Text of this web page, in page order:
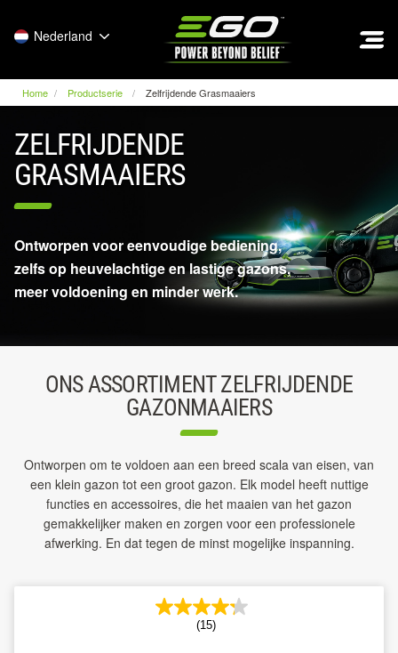
Nederland
Home Productserie Zelfrijdende Grasmaaiers
ZELFRIJDENDE
GRASMAAIERS
Ontworpen voor eenvoudige bediening,
zelfs op heuvelachtige en lastige gazons,
meer voldoening en minder werk.
ONS ASSORTIMENT ZELFRIJDENDE
GAZONMAAIERS
Ontworpen om te voldoen aan een breed scala van eisen, van
een klein gazon tot een groot gazon. Elk model heeft nuttige
functies en accessoires, die het maaien van het gazon
gemakkelijker maken en zorgen voor een professionele
afwerking. En dat tegen de minst mogelijke inspanning.
(15)